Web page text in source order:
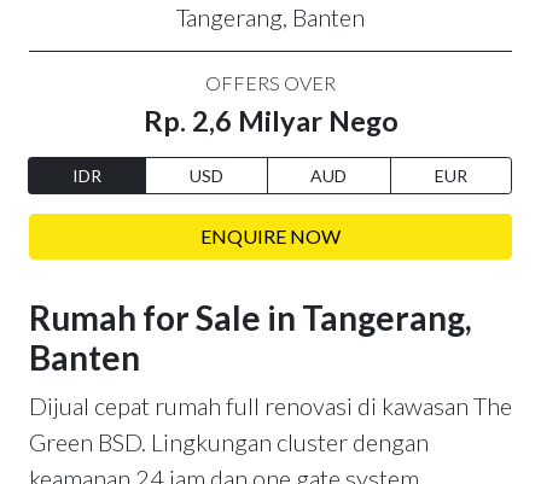
Tangerang, Banten
OFFERS OVER
Rp. 2,6 Milyar Nego
IDR USD AUD EUR
ENQUIRE NOW
Rumah for Sale in Tangerang,
Banten
Dijual cepat rumah full renovasi di kawasan The
Green BSD. Lingkungan cluster dengan
keamanan 24 jam dan one gate system.